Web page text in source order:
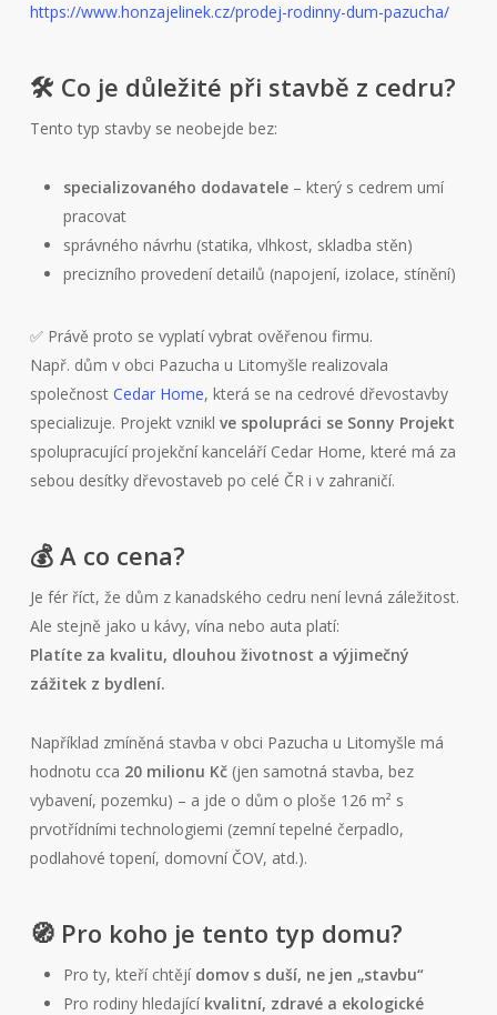
https://www.honzajelinek.cz/prodej-rodinny-dum-pazucha/
🛠️ Co je důležité při stavbě z cedru?
Tento typ stavby se neobejde bez:
specializovaného dodavatele– který s cedrem umí
pracovat
správného návrhu (statika, vlhkost, skladba stěn)
precizního provedení detailů (napojení, izolace, stínění)
✅ Právě proto se vyplatí vybrat ověřenou firmu.
Např. dům v obci Pazucha u Litomyšle realizovala
společnost Cedar Home, která se na cedrové dřevostavby
specializuje. Projekt vznikl ve spolupráci se Sonny Projekt
spolupracující projekční kanceláří Cedar Home, které má za
sebou desítky dřevostaveb po celé ČR i v zahraničí.
💰 A co cena?
Je fér říct, že dům z kanadského cedru není levná záležitost.
Ale stejně jako u kávy, vína nebo auta platí:
Platíte za kvalitu, dlouhou životnost a výjimečný
zážitek z bydlení.
Například zmíněná stavba v obci Pazucha u Litomyšle má
hodnotu cca 20 milionu Kč(jen samotná stavba, bez
vybavení, pozemku) – a jde o dům o ploše 126 m² s
prvotřídními technologiemi (zemní tepelné čerpadlo,
podlahové topení, domovní ČOV, atd.).
🧭 Pro koho je tento typ domu?
Pro ty, kteří chtějí domov s duší, ne jen „stavbu“
Pro rodiny hledající kvalitní, zdravé a ekologické